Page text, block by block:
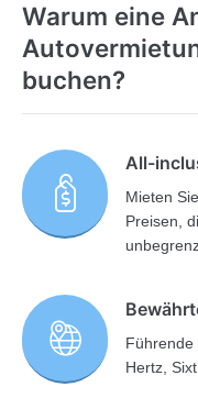
Warum eine
buchen?
All-
Mieten
Preisen,
Führende
Hertz,